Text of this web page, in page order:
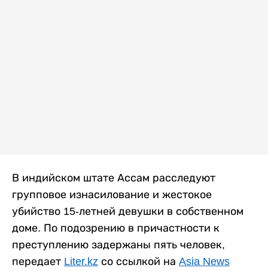
В индийском штате Ассам расследуют
групповое изнасилование и жестокое
убийство 15-летней девушки в собственном
доме. По подозрению в причастности к
преступлению задержаны пять человек,
передает Liter.kz со ссылкой на Asia News